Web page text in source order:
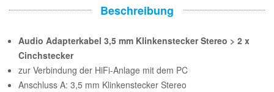
Beschreibung
Audio Adapterkabel 3,5 mm Klinkenstecker Stereo > 2 x
Cinchstecker
zur Verbindung der HiFi-Anlage mit dem PC
Anschluss A: 3,5 mm Klinkenstecker Stereo